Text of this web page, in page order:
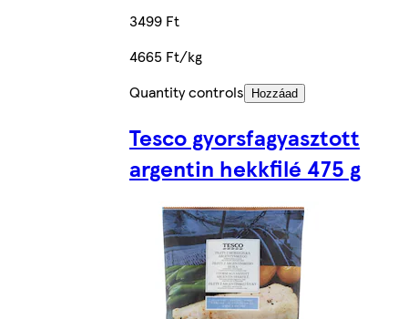
3499 Ft
4665 Ft/kg
Quantity controls
Hozzáad
Tesco gyorsfagyasztott
argentin hekkfilé 475 g